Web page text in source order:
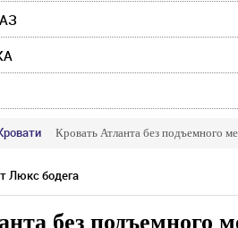
Кровать Атланта без подъемного
Люкс бодега
без подъемного